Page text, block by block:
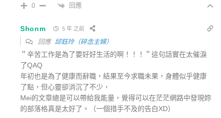
0 回應
Shonm 5 年 之前
回應 邱鈺玲（碎念主婦）
＂辛苦工作是為了要好好生活的啊！！！＂這句話實在太催淚
了QAQ
年初也是為了健康而辭職，結果至今求職未果，身體似乎健康
了點，但心靈卻消沉了不少，
Mei的文章總是可以帶給我能量，覺得可以在茫茫網路中發現妳
的部落格真是太好了。（一個措手不及的告白XD）